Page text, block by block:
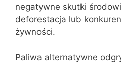
negatywne skutki
deforestacja lub
żywności.
Paliwa alternatywne